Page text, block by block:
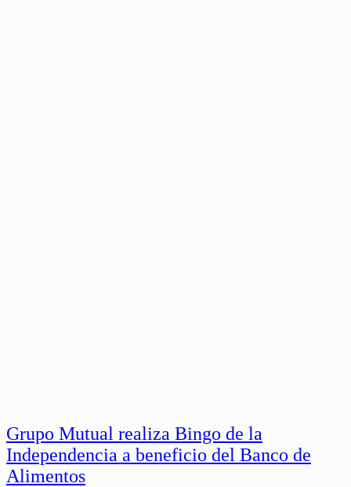
Grupo Mutual realiza Bingo de la
Independencia a beneficio del Banco de
Alimentos